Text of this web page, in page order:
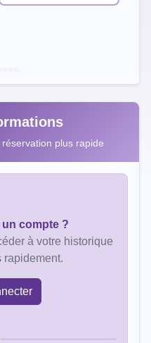
plus rapide
compte ?
à votre historique
rapidement.